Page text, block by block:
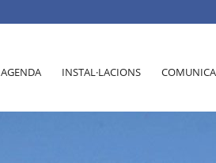
AGENDA INSTAL·LACIONS